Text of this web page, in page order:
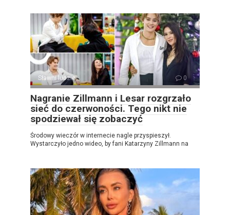
Sławni ludzie 0
Nagranie Zillmann i Lesar rozgrzało
sieć do czerwoności. Tego nikt nie
spodziewał się zobaczyć
Środowy wieczór w internecie nagle przyspieszył.
Wystarczyło jedno wideo, by fani Katarzyny Zillmann na